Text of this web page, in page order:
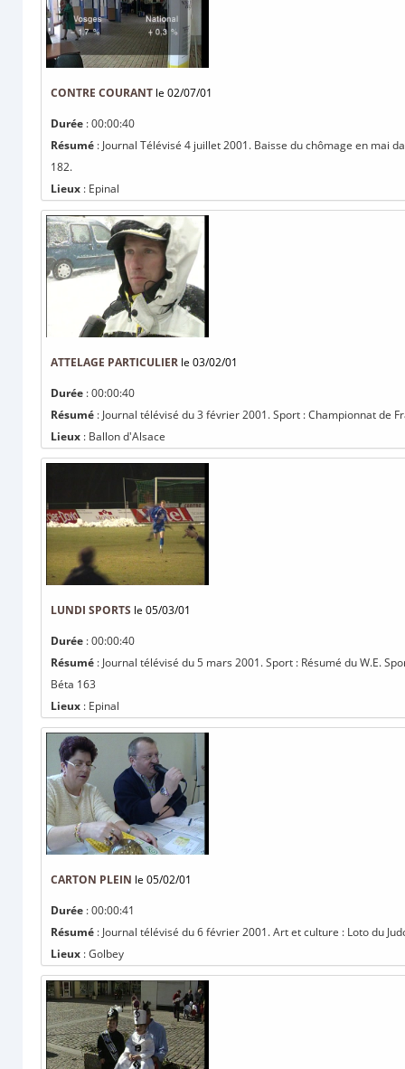
CONTRE COURANT le 02/07/01
Durée : 00:00:40
Résumé : Journal Télévisé 4 juillet 2001. Baisse du chômage en mai
182.
Lieux : Epinal
ATTELAGE PARTICULIER le 03/02/01
Durée : 00:00:40
Résumé : Journal télévisé du 3 février 2001. Sport : Championnat de
Lieux : Ballon d'Alsace
LUNDI SPORTS le 05/03/01
Durée : 00:00:40
Résumé : Journal télévisé du 5 mars 2001. Sport : Résumé du W.E.
Béta 163
Lieux : Epinal
CARTON PLEIN le 05/02/01
Durée : 00:00:41
Résumé : Journal télévisé du 6 février 2001. Art et culture : Loto du
Lieux : Golbey